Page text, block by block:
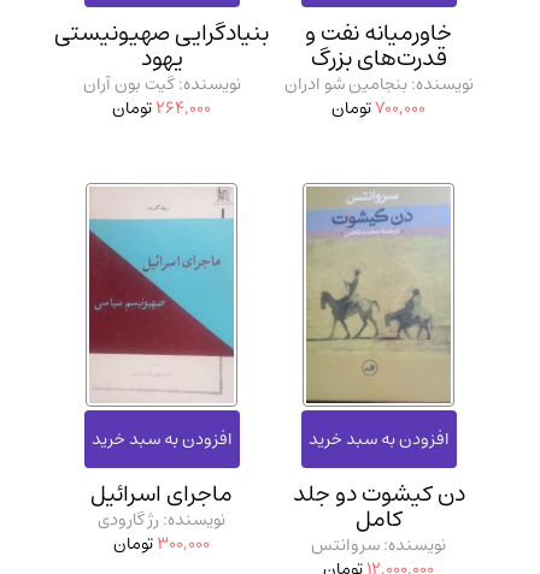
مدرسان شریف و انتشارت ارشد کتاب‌های..(2)
دانشگاه پیامـ نور(10)
خاورمیانه نفت و
قدرت‌های بزرگ
نویسنده: بنجامین شو ادران
700,000تومان
بنیادگرایی صهیونیستی
یهود
نویسنده: گیت بون آران
264,000تومان
دن کیشوت دو جلد
کامل
نویسنده: سروانتس
ماجرای اسرائیل
نویسنده: رژ گارودی
300,000تومان